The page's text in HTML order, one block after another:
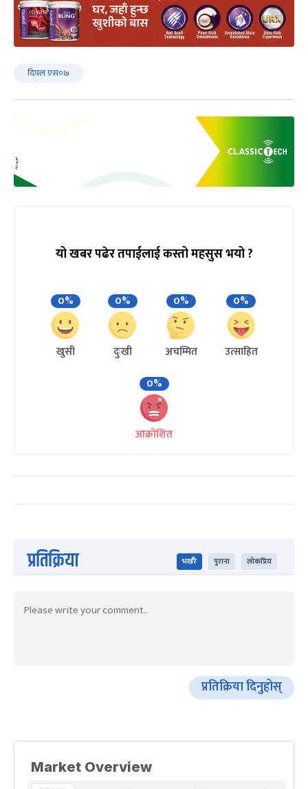
दिपल एस०७
यो खबर पढेर तपाईलाई कस्तो महसुस भयो ?
0%
खुसी
0%
दुःखी
0%
अचम्मित
0%
उत्साहित
0%
आक्रोशित
प्रतिक्रिया भर्खरै पुराना लोकप्रिय
प्रतिक्रिया दिनुहोस्